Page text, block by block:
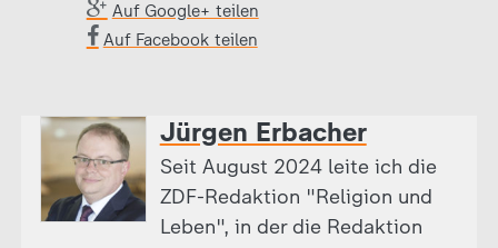
Auf Google+ teilen
Auf Facebook teilen
Jürgen Erbacher
Seit August 2024 leite ich die
ZDF-Redaktion "Religion und
Leben", in der die Redaktion